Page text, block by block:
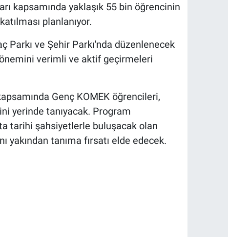
kapsamında yaklaşık 55 bin öğrencinin
planlanıyor.
Parkı ve Şehir Parkı'nda düzenlenecek
verimli ve aktif geçirmeleri
Genç KOMEK öğrencileri,
yerinde tanıyacak. Program
tarihi şahsiyetlerle buluşacak olan
yakından tanıma fırsatı elde edecek.